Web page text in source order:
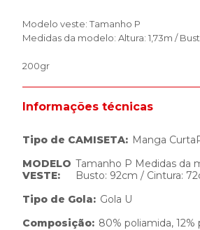
Modelo veste: Tamanho P
Medidas da modelo: Altura: 1,73m /
200gr
Informações técnicas
Tipo de CAMISETA: Manga Curta
MODELO
VESTE:
Tamanho P Medidas da
Busto: 92cm / Cintura:
Tipo de Gola: Gola U
Composição: 80% poliamida,